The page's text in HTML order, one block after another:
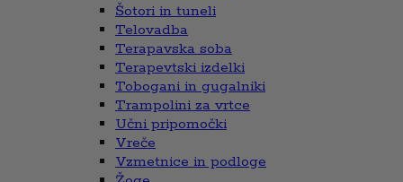
Šotori in tuneli
Telovadba
Terapavska soba
Terapevtski izdelki
Tobogani in gugalniki
Trampolini za vrtce
Učni pripomočki
Vreče
Vzmetnice in podloge